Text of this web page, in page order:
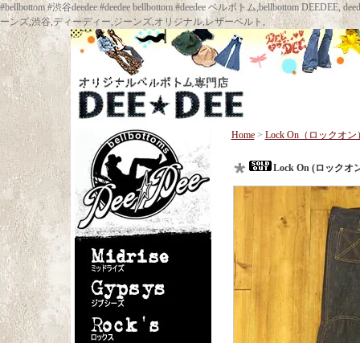
#bellbottom #渋谷deedee #deedee bellbottom #deedee ベルボトム,bellbottom
ーンズ,渋谷,ディーディー,ジーンズ,オリジナル,レザーベルト,
Home> Lock On（ロックオン
Lock On (ロックオ